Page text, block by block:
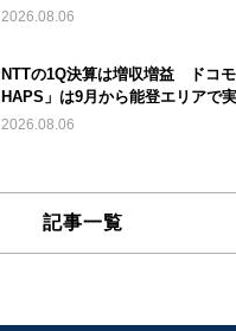
2026.08.06
NTTの1Q決算は増収増益 ドコ
HAPS」は9月から能登エリアで
2026.08.06
記事一覧